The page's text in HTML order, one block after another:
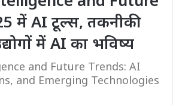
में AI टूल्स, तकनीकी
में AI का भविष्य
and Future Trends: AI
and Emerging Technologies